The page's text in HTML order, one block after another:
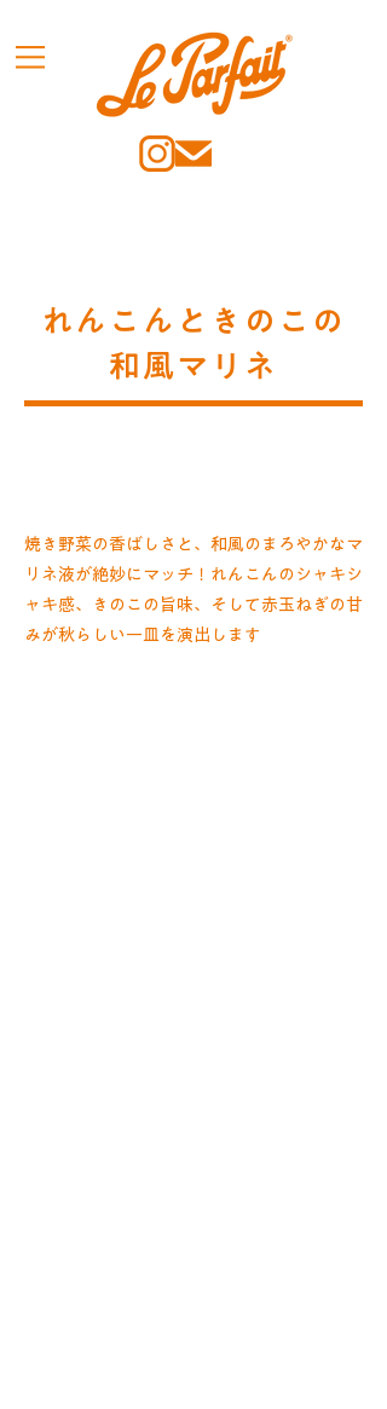
れんこんときのこの
和風マリネ
焼き野菜の香ばしさと、和風のまろやかなマ
リネ液が絶妙にマッチ！れんこんのシャキシ
ャキ感、きのこの旨味、そして赤玉ねぎの甘
みが秋らしい一皿を演出します